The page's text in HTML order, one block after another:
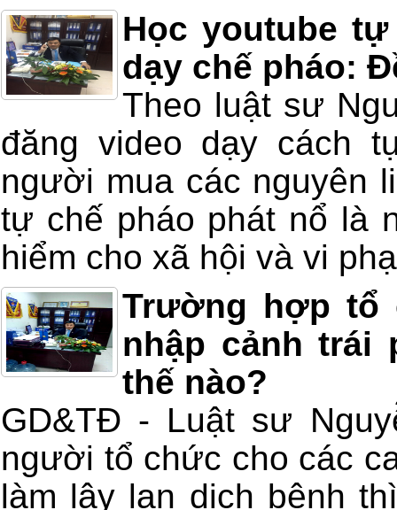
Học youtube
dạy chế pháo:
Theo luật sư
đăng video dạy cách
người mua các nguyên
tự chế pháo phát nổ là
hiểm cho xã hội và vi
Trường hợp tổ
nhập cảnh
thế nào?
GD&TĐ - Luật sư
người tổ chức cho các
làm lây lan dịch bệnh